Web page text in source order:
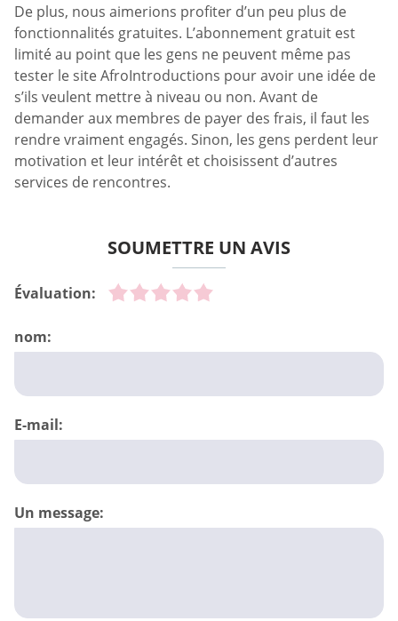
De plus, nous aimerions profiter d’un peu plus de
fonctionnalités gratuites. L’abonnement gratuit est
limité au point que les gens ne peuvent même pas
tester le site AfroIntroductions pour avoir une idée de
s’ils veulent mettre à niveau ou non. Avant de
demander aux membres de payer des frais, il faut les
rendre vraiment engagés. Sinon, les gens perdent leur
motivation et leur intérêt et choisissent d’autres
services de rencontres.
SOUMETTRE UN AVIS
Évaluation:
nom:
E-mail:
Un message: